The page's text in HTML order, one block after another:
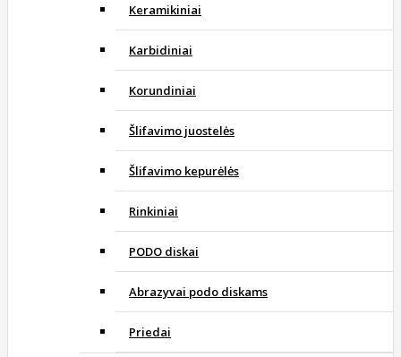
Keramikiniai
Karbidiniai
Korundiniai
Šlifavimo juostelės
Šlifavimo kepurėlės
Rinkiniai
PODO diskai
Abrazyvai podo diskams
Priedai